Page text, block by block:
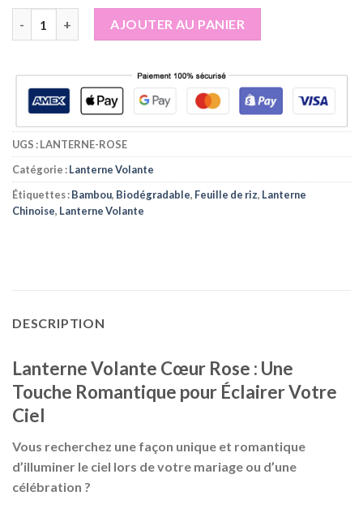
AJOUTER AU PANIER
UGS :LANTERNE-ROSE
Catégorie :Lanterne Volante
Étiquettes :Bambou, Biodégradable, Feuille de riz, Lanterne
Chinoise, Lanterne Volante
DESCRIPTION
Lanterne Volante Cœur Rose : Une
Touche Romantique pour Éclairer Votre
Ciel
Vous recherchez une façon unique et romantique
d’illuminer le ciel lors de votre mariage ou d’une
célébration ?